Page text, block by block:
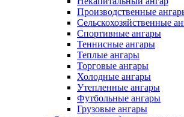
Производственные
Сельскохозяйственные
Спортивные ангары
Теннисные ангары
Теплые ангары
Торговые ангары
Холодные ангары
Утепленные ангары
Футбольные ангары
Грузовые ангары